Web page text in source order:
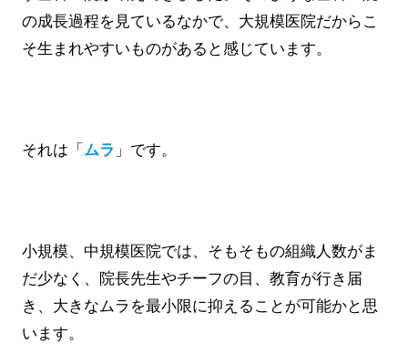
の成長過程を見ているなかで、大規模医院だからこ
そ生まれやすいものがあると感じています。
それは「 ムラ 」です。
小規模、中規模医院では、そもそもの組織人数がま
だ少なく、院長先生やチーフの目、教育が行き届
き、大きなムラを最小限に抑えることが可能かと思
います。